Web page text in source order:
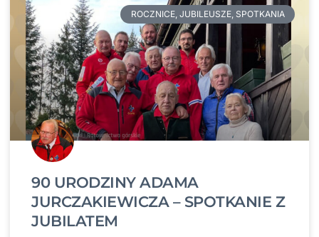
ROCZNICE, JUBILEUSZE, SPOTKANIA
90 URODZINY ADAMA
JURCZAKIEWICZA – SPOTKANIE Z
JUBILATEM